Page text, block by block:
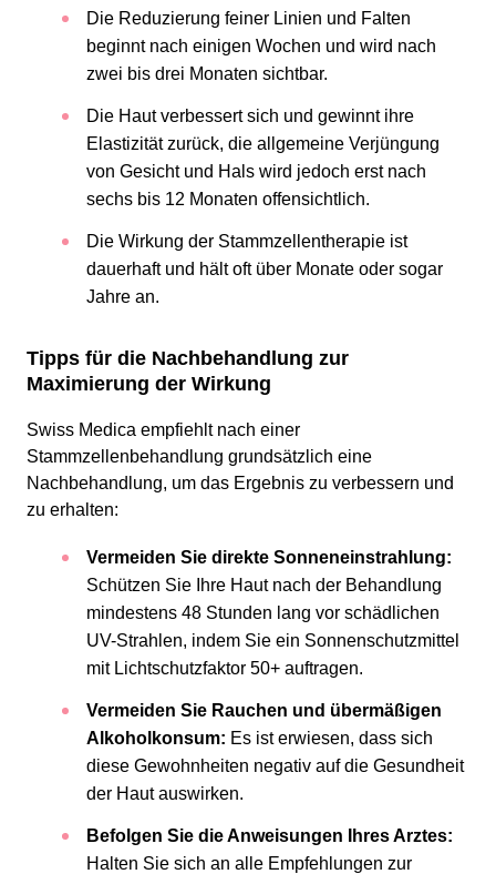
Die Reduzierung feiner Linien und Falten
beginnt nach einigen Wochen und wird nach
zwei bis drei Monaten sichtbar.
Die Haut verbessert sich und gewinnt ihre
Elastizität zurück, die allgemeine Verjüngung
von Gesicht und Hals wird jedoch erst nach
sechs bis 12 Monaten offensichtlich.
Die Wirkung der Stammzellentherapie ist
dauerhaft und hält oft über Monate oder sogar
Jahre an.
Tipps für die Nachbehandlung zur
Maximierung der Wirkung
Swiss Medica empfiehlt nach einer
Stammzellenbehandlung grundsätzlich eine
Nachbehandlung, um das Ergebnis zu verbessern und
zu erhalten:
Vermeiden Sie direkte Sonneneinstrahlung:
Schützen Sie Ihre Haut nach der Behandlung
mindestens 48 Stunden lang vor schädlichen
UV-Strahlen, indem Sie ein Sonnenschutzmittel
mit Lichtschutzfaktor 50+ auftragen.
Vermeiden Sie Rauchen und übermäßigen
Alkoholkonsum: Es ist erwiesen, dass sich
diese Gewohnheiten negativ auf die Gesundheit
der Haut auswirken.
Befolgen Sie die Anweisungen Ihres Arztes:
Halten Sie sich an alle Empfehlungen zur